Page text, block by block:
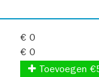
€ 0
€ 0
Toevoegen